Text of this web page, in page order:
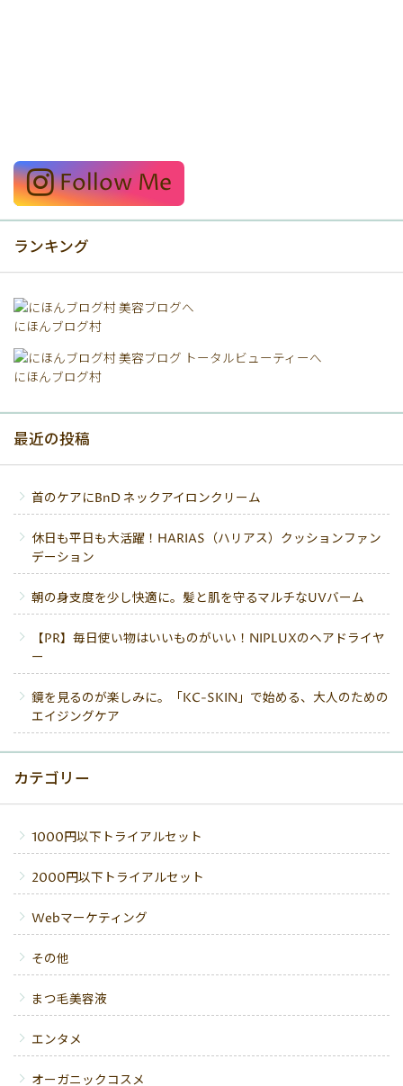
Follow Me
ランキング
にほんブログ村
にほんブログ村
最近の投稿
首のケアにBnD ネックアイロンクリーム
休日も平日も大活躍！HARIAS（ハリアス）クッションファン
デーション
朝の身支度を少し快適に。髪と肌を守るマルチなUVバーム
【PR】毎日使い物はいいものがいい！NIPLUXのヘアドライヤ
ー
鏡を見るのが楽しみに。「KC-SKIN」で始める、大人のための
エイジングケア
カテゴリー
1000円以下トライアルセット
2000円以下トライアルセット
Webマーケティング
その他
まつ毛美容液
エンタメ
オーガニックコスメ